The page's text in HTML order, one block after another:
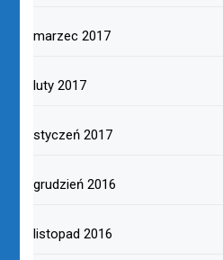
marzec 2017
luty 2017
styczeń 2017
grudzień 2016
listopad 2016